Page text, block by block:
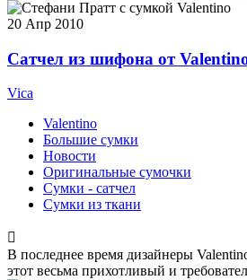
20 Апр 2010
Сатчел из шифона от
Vica
Valentino
Большие сумки
Новости
Оригинальные сумочки
Сумки - сатчел
Сумки из ткани
В последнее время дизайнеры
этот весьма прихотливый и